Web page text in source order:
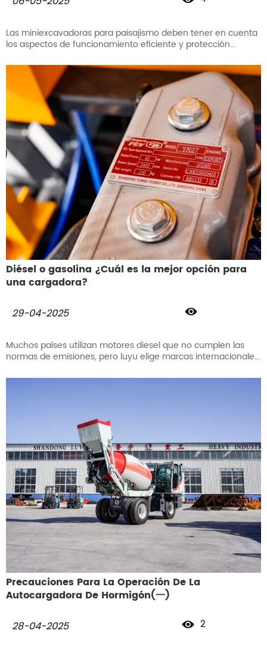
Las miniexcavadoras para paisajismo deben tener en cuenta
los aspectos de funcionamiento eficiente y protección
configuración ecológica y las opciones de accesorios
multifuncionales son las principales ventajas de las
miniexcavadoras LUYU.
Diésel o gasolina ¿Cuál es la mejor opción para
una cargadora?
29-04-2025

Muchos países utilizan motores diesel que no cumplen las
normas de emisiones, pero luyu elige marcas internacionales
control de la contaminación al mínimo.
Precauciones Para La Operación De La
Autocargadora De Hormigón(一)
28-04-2025
 2